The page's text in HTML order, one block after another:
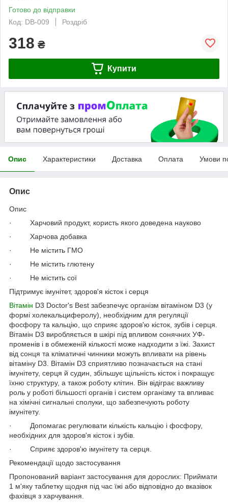
Готово до відправки
Код: DB-009
Роздріб
318 ₴
Купити
Опис Характеристики Доставка Оплата Умови
Опис
Опис
· Харчовий продукт, користь якого доведена науково
· Харчова добавка
· Не містить ГМО
· Не містить глютену
· Не містить сої
Підтримує імунітет, здоров'я кісток і серця
Вітамін D3 Doctor's Best забезпечує організм вітаміном D3 (у
формі холекальциферолу), необхідним для регуляції
фосфору та кальцію, що сприяє здоров'ю кісток, зубів і серця.
Вітамін D3 виробляється в шкірі під впливом сонячних УФ-
променів і в обмеженій кількості може надходити з їжі. Захист
від сонця та кліматичні чинники можуть впливати на рівень
вітаміну D3. Вітамін D3 сприятливо позначається на стані
імунітету, серця й судин, збільшує щільність кісток і покращує
їхню структуру, а також роботу клітин. Він відіграє важливу
роль у роботі більшості органів і систем організму та впливає
на хімічні сигнальні сполуки, що забезпечують роботу
імунітету.
· Допомагає регулювати кількість кальцію і фосфору,
необхідних для здоров'я кісток і зубів.
· Сприяє здоров'ю імунітету та серця.
Рекомендації щодо застосування
Пропонований варіант застосування для дорослих: Приймати
1 м'яку таблетку щодня під час їжі або відповідно до вказівок
фахівця з харчування.